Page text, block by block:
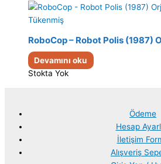
Tükenmiş
RoboCop – Robot Polis (1987)
Devamını oku
Stokta Yok
Ödeme
Hesap
İletişim
Alışveriş